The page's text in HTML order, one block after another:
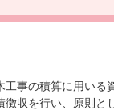
工事の積算に用い
収を行い、原則と